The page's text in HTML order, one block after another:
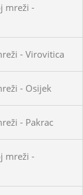
mreži -
- Virovitica
- Osijek
- Pakrac
mreži -